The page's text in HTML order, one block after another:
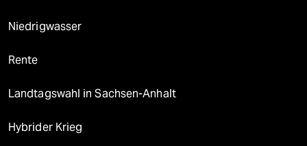
Niedrigwasser
Rente
Landtagswahl in Sachsen-Anhalt
Hybrider Krieg